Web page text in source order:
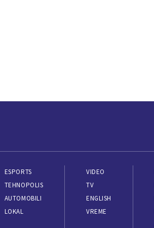
ESPORTS
TEHNOPOLIS
AUTOMOBILI
LOKAL
VIDEO
TV
ENGLISH
VREME